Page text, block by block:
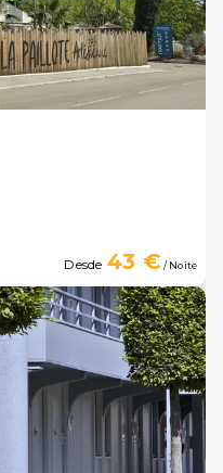
Desde 43 €/ Noite